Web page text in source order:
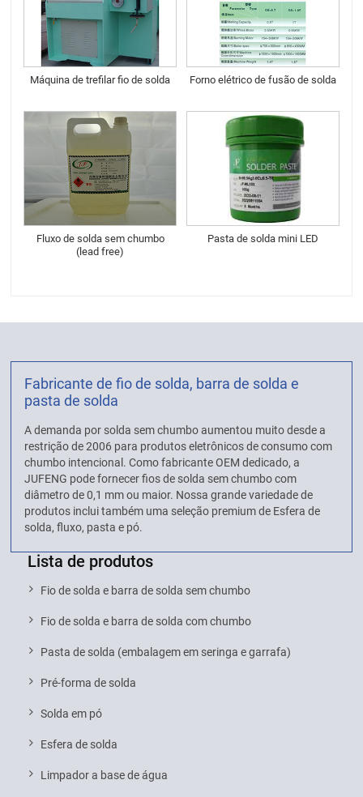
Máquina de trefilar fio de solda Forno elétrico de fusão de solda
Fluxo de solda sem chumbo
(lead free)
Pasta de solda mini LED
Fabricante de fio de solda, barra de solda e
pasta de solda
A demanda por solda sem chumbo aumentou muito desde a
restrição de 2006 para produtos eletrônicos de consumo com
chumbo intencional. Como fabricante OEM dedicado, a
JUFENG pode fornecer fios de solda sem chumbo com
diâmetro de 0,1 mm ou maior. Nossa grande variedade de
produtos inclui também uma seleção premium de Esfera de
solda, fluxo, pasta e pó.
Lista de produtos
Fio de solda e barra de solda sem chumbo
Fio de solda e barra de solda com chumbo
Pasta de solda (embalagem em seringa e garrafa)
Pré-forma de solda
Solda em pó
Esfera de solda
Limpador a base de água